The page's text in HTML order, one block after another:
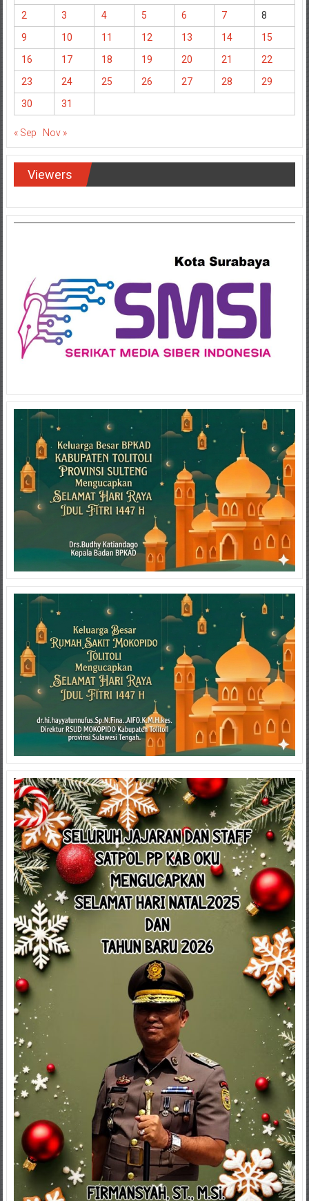
2 3 4 5 6 7
8
9
10 11 12 13 14
15
16
17 18 19 20 21
22
23
24 25 26 27 28
29
30
31
« Sep Nov »
Viewers